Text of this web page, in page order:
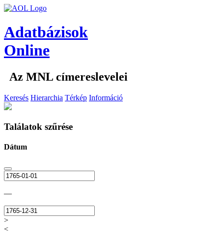
Adatbázisok
Online
Az MNL címereslevelei
Keresés Hierarchia Térkép Információ
Találatok szűrése
Dátum
—
>
<